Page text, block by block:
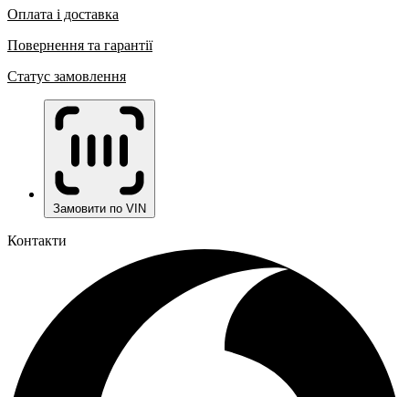
Оплата і доставка
Повернення та гарантії
Статус замовлення
Замовити по VIN
Контакти